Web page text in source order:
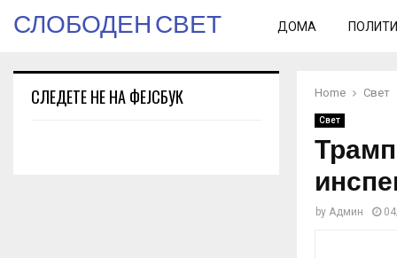
СЛОБОДЕН СВЕТ ДОМА
Home Свет
Свет
by Админ
СЛЕДЕТЕ НЕ НА ФЕЈСБУК